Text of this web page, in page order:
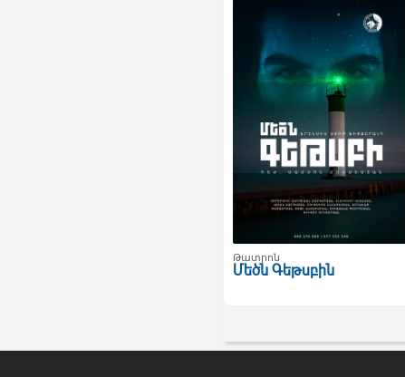
Թատրոն
Մեծն Գեթսբին